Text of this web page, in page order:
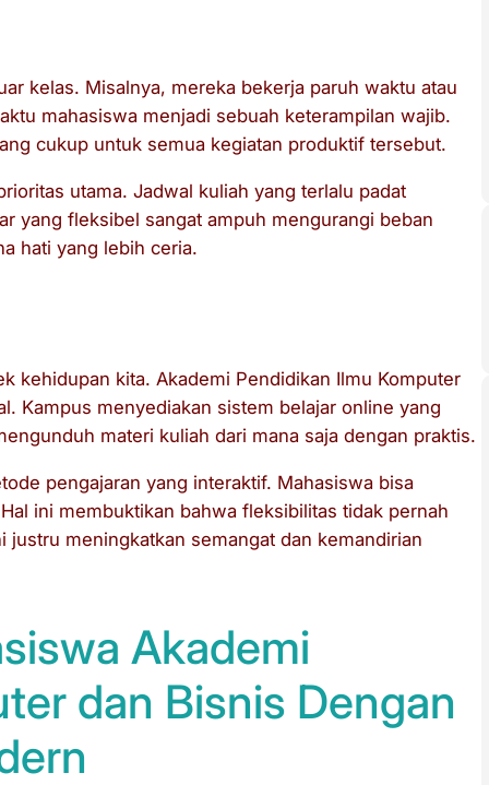
kelas. Misalnya, mereka bekerja paruh waktu atau
mahasiswa menjadi sebuah keterampilan wajib.
cukup untuk semua kegiatan produktif tersebut.
utama. Jadwal kuliah yang terlalu padat
yang fleksibel sangat ampuh mengurangi beban
hati yang lebih ceria.
kehidupan kita. Akademi Pendidikan Ilmu Komputer
Kampus menyediakan sistem belajar online yang
materi kuliah dari mana saja dengan praktis.
pengajaran yang interaktif. Mahasiswa bisa
ini membuktikan bahwa fleksibilitas tidak pernah
meningkatkan semangat dan kemandirian
Akademi
dan Bisnis Dengan